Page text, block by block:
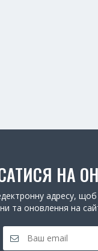
НА
адресу, щоб
та оновлення на